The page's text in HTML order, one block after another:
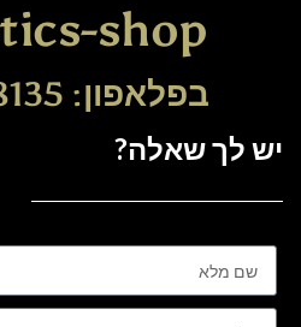
shop
בפלאפון: 051-5588135
יש לך שאלה?